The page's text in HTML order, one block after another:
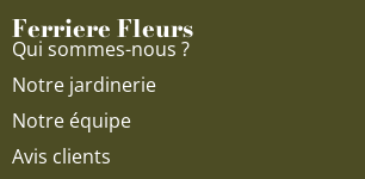
Ferriere Fleurs
Qui sommes-nous ?
Notre jardinerie
Notre équipe
Avis clients